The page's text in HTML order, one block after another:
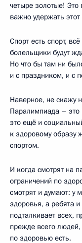
четыре золотые! Это
важно удержать этот
Спорт есть спорт,
болельщики будут
Но что бы там ни
и с праздником, и с
Наверное, не скажу
Паралимпиада – это
это ещё и
к здоровому образу
спортом.
И когда смотрят на
ограничений по
смотрят и думают: у
здоровья, а ребята и
подталкивает всех,
прежде всего людей,
по здоровью есть.